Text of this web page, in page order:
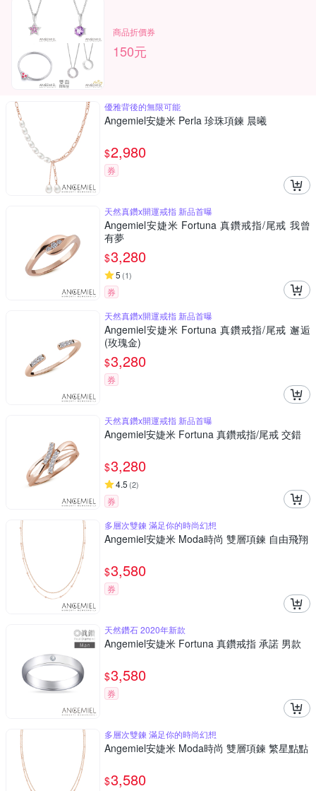
商品折價券
150元
優雅背後的無限可能
Angemiel安婕米 Perla 珍珠項鍊 晨曦
$2,980
券
天然真鑽x開運戒指 新品首曝
Angemiel安婕米 Fortuna 真鑽戒指/尾戒 我曾
有夢
$3,280
5 (1)
券
天然真鑽x開運戒指 新品首曝
Angemiel安婕米 Fortuna 真鑽戒指/尾戒 邂逅
(玫瑰金)
$3,280
券
天然真鑽x開運戒指 新品首曝
Angemiel安婕米 Fortuna 真鑽戒指/尾戒 交錯
$3,280
4.5 (2)
券
多層次雙鍊 滿足你的時尚幻想
Angemiel安婕米 Moda時尚 雙層項鍊 自由飛翔
$3,580
券
天然鑽石 2020年新款
Angemiel安婕米 Fortuna 真鑽戒指 承諾 男款
$3,580
券
多層次雙鍊 滿足你的時尚幻想
Angemiel安婕米 Moda時尚 雙層項鍊 繁星點點
$3,580